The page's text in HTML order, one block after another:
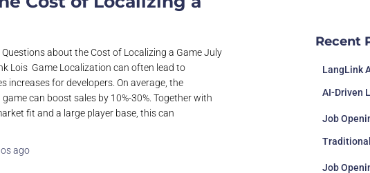
about the Cost of Localizing a Game July
Lois Game Localization can often lead to
increases for developers. On average, the
can boost sales by 10%-30%. Together with
fit and a large player base, this can
ago
Recent
LangLink
AI-Driven
Job
Job